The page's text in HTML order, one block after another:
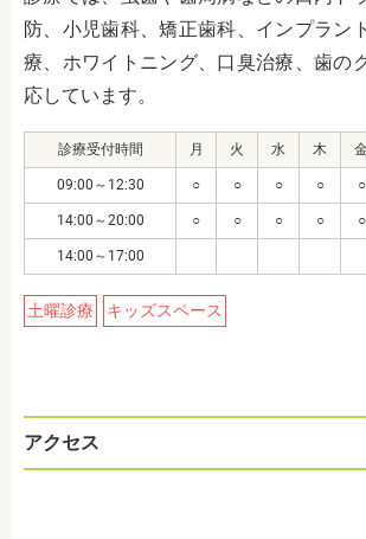
防、小児歯科、矯正歯科、インプラン
療、ホワイトニング、口臭治療、歯の
応しています。
診療受付時間 月 火 水 木
09:00～12:30 ○ ○ ○ ○ ○
14:00～20:00 ○ ○ ○ ○ ○
14:00～17:00
土曜診療 キッズスペース
アクセス